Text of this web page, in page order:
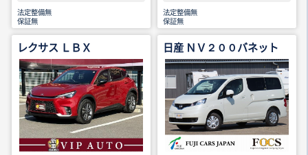
法定整備無
保証無
法定整備無
保証無
レクサス ＬＢＸ 日産 ＮＶ２００バネット